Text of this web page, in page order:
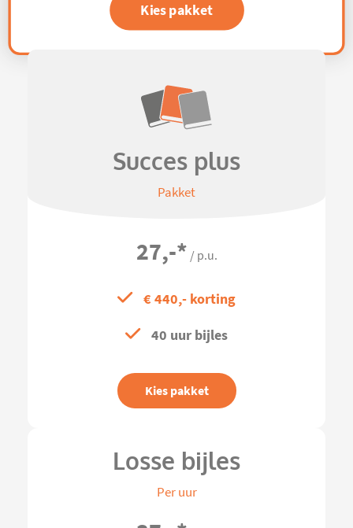
Kies pakket
Succes plus
Pakket
27,-* / p.u.
€ 440,- korting
40 uur bijles
Kies pakket
Losse bijles
Per uur